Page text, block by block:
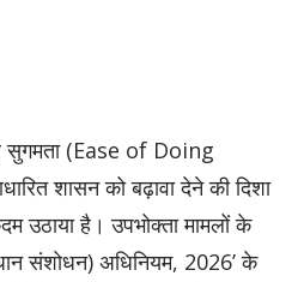
सुगमता (Ease of Doing
शासन को बढ़ावा देने की दिशा
उठाया है। उपभोक्ता मामलों के
संशोधन) अधिनियम, 2026’ के